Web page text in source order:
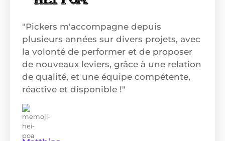
"Pickers m'accompagne depuis
plusieurs années sur divers projets, avec
la volonté de performer et de proposer
de nouveaux leviers, grâce à une relation
de qualité, et une équipe compétente,
réactive et disponible !"